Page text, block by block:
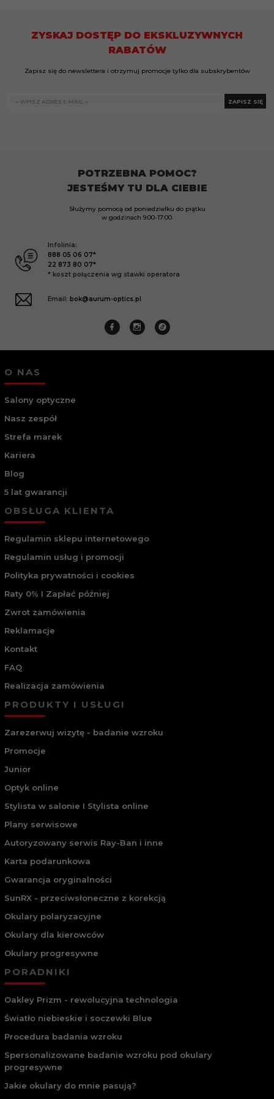
ZYSKAJ DOSTĘP DO EKSKLUZYWNYCH
RABATÓW
Zapisz się do newslettera i otrzymuj promocje tylko dla subskrybentów
ZAPISZ SIĘ
POTRZEBNA POMOC?
JESTEŚMY TU DLA CIEBIE
Służymy pomocą od poniedziałku do piątku
w godzinach 9:00-17:00.
Infolinia:
888 05 06 07*
22 873 80 07*
* koszt połączenia wg stawki operatora
Email: bok@aurum-optics.pl
O NAS
Salony optyczne
Nasz zespół
Strefa marek
Kariera
Blog
5 lat gwarancji
OBSŁUGA KLIENTA
Regulamin sklepu internetowego
Regulamin usług i promocji
Polityka prywatności i cookies
Raty 0% I Zapłać później
Zwrot zamówienia
Reklamacje
Kontakt
FAQ
Realizacja zamówienia
PRODUKTY I USŁUGI
Zarezerwuj wizytę - badanie wzroku
Promocje
Junior
Optyk online
Stylista w salonie I Stylista online
Plany serwisowe
Autoryzowany serwis Ray-Ban i inne
Karta podarunkowa
Gwarancja oryginalności
SunRX - przeciwsłoneczne z korekcją
Okulary polaryzacyjne
Okulary dla kierowców
Okulary progresywne
PORADNIKI
Oakley Prizm - rewolucyjna technologia
Światło niebieskie i soczewki Blue
Procedura badania wzroku
Spersonalizowane badanie wzroku pod okulary
progresywne
Jakie okulary do mnie pasują?